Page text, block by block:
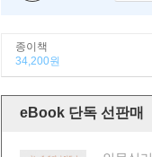
종이책
34,200원
eBook 단독 선판매